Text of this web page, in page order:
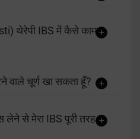
थेरेपी IBS में कैसे काम
वाले चूर्ण खा सकता हूँ?
लेने से मेरा IBS पूरी तरह